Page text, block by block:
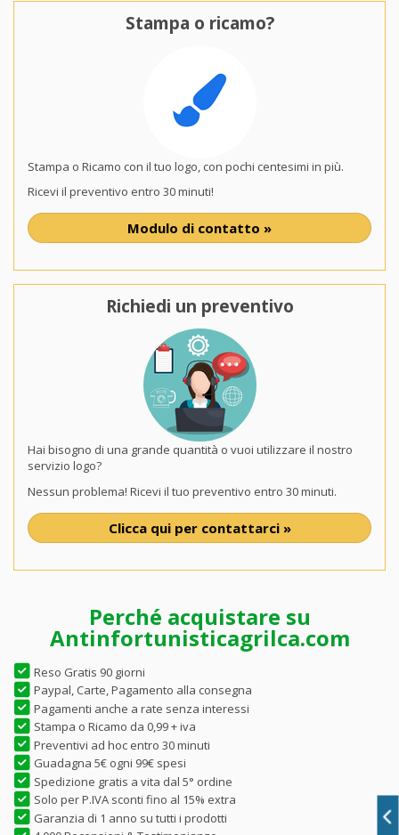
Stampa o ricamo?
Stampa o Ricamo con il tuo logo, con pochi centesimi in più.
Ricevi il preventivo entro 30 minuti!
Modulo di contatto »
Richiedi un preventivo
Hai bisogno di una grande quantità o vuoi utilizzare il nostro
servizio logo?
Nessun problema! Ricevi il tuo preventivo entro 30 minuti.
Clicca qui per contattarci »
Perché acquistare su
Antinfortunisticagrilca.com
Reso Gratis 90 giorni
Paypal, Carte, Pagamento alla consegna
Pagamenti anche a rate senza interessi
Stampa o Ricamo da 0,99 + iva
Preventivi ad hoc entro 30 minuti
Guadagna 5€ ogni 99€ spesi
Spedizione gratis a vita dal 5° ordine
Solo per P.IVA sconti fino al 15% extra
Garanzia di 1 anno su tutti i prodotti